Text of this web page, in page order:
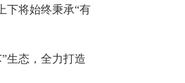
下将始终秉承“有
生态，全力打造